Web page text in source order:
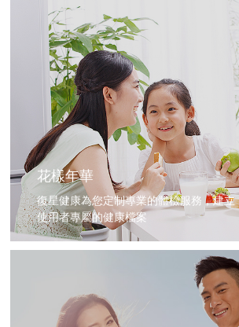
花樣年華
復星健康為您定制專業的體檢服務，建立
使用者專屬的健康檔案